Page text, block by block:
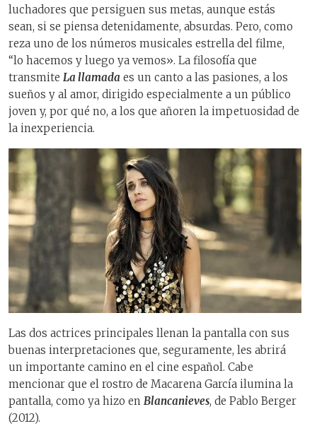
luchadores que persiguen sus metas, aunque estás
sean, si se piensa detenidamente, absurdas. Pero, como
reza uno de los números musicales estrella del filme,
“lo hacemos y luego ya vemos». La filosofía que
transmite La llamada es un canto a las pasiones, a los
sueños y al amor, dirigido especialmente a un público
joven y, por qué no, a los que añoren la impetuosidad de
la inexperiencia.
Las dos actrices principales llenan la pantalla con sus
buenas interpretaciones que, seguramente, les abrirá
un importante camino en el cine español. Cabe
mencionar que el rostro de Macarena García ilumina la
pantalla, como ya hizo en Blancanieves, de Pablo Berger
(2012).